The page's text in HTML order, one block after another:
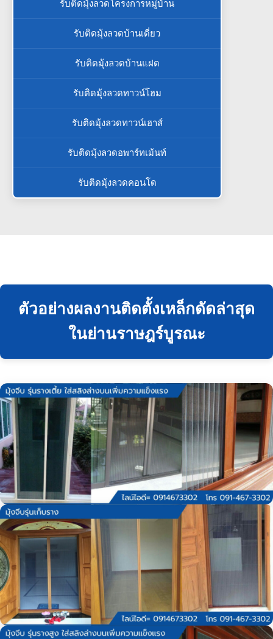
รับติดมุ้งลวดโครงการหมู่บ้าน
รับติดมุ้งลวดบ้านเดี่ยว
รับติดมุ้งลวดบ้านแฝด
รับติดมุ้งลวดทาวน์โฮม
รับติดมุ้งลวดทาวน์เฮาส์
รับติดมุ้งลวดอพาร์ทเม้นท์
รับติดมุ้งลวดคอนโด
ตัวอย่างผลงานติดตั้งเหล็กดัดล่าสุด
ในย่านราษฎร์บูรณะ